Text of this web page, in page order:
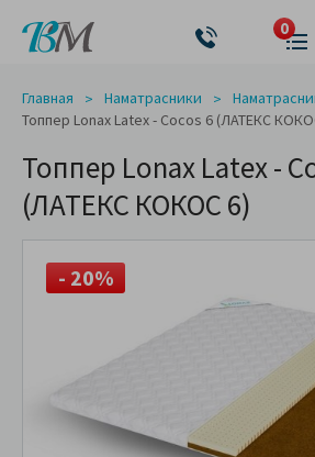
Главная Наматрасники
Топпер Lonax Latex - Cocos 6 (ЛАТЕКС
Топпер Lonax Latex -
(ЛАТЕКС КОКОС 6)
- 20%